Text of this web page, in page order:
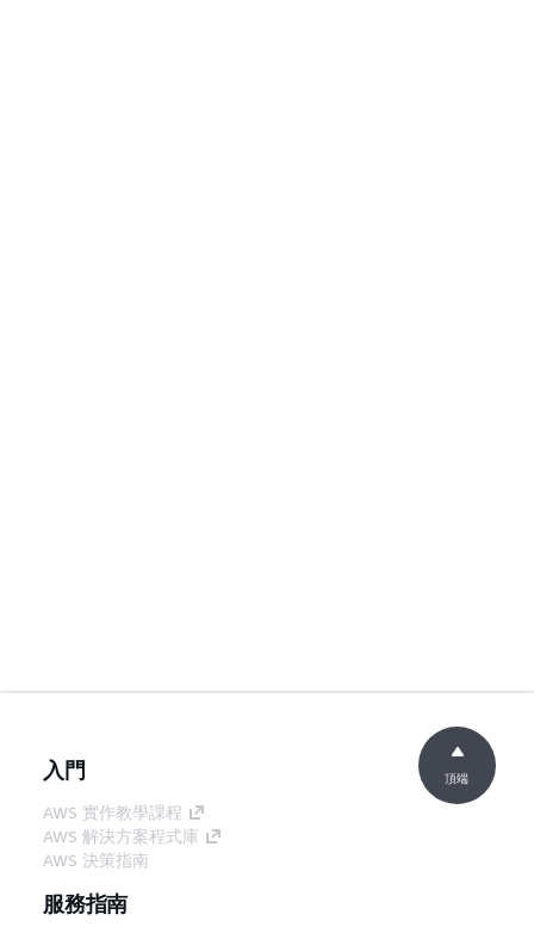
入門
AWS 實作教學課程
AWS 解決方案程式庫
AWS 決策指南
服務指南
頂端